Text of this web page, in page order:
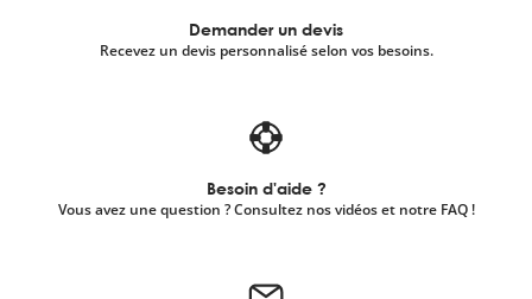
Demander un devis
Recevez un devis personnalisé selon vos besoins.
Besoin d'aide ?
Vous avez une question ? Consultez nos vidéos et notre FAQ !